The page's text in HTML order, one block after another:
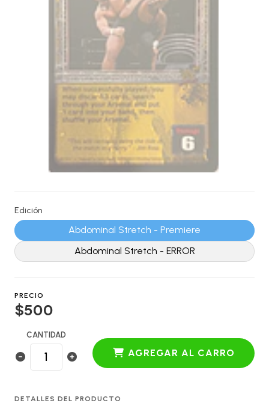
Edición
Abdominal Stretch - Premiere
Abdominal Stretch - ERROR
PRECIO
$500
CANTIDAD
AGREGAR AL CARRO
DETALLES DEL PRODUCTO